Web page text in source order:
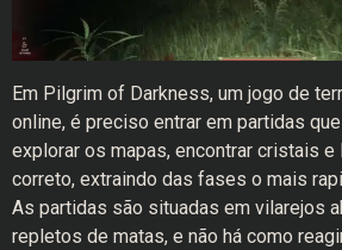
Em Pilgrim of Darkness, um jogo de
online, é preciso entrar em partidas
explorar os mapas, encontrar cristais e
correto, extraindo das fases o mais
As partidas são situadas em vilarejos
repletos de matas, e não há como